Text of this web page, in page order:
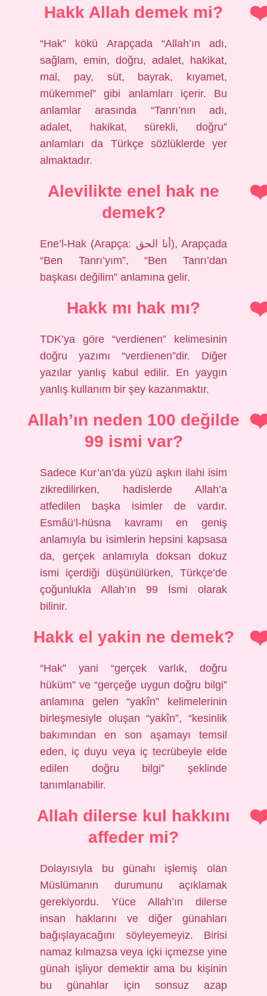
Hakk Allah demek mi?
“Hak” kökü Arapçada “Allah’ın adı,
sağlam, emin, doğru, adalet, hakikat,
mal, pay, süt, bayrak, kıyamet,
mükemmel” gibi anlamları içerir. Bu
anlamlar arasında “Tanrı’nın adı,
adalet, hakikat, sürekli, doğru”
anlamları da Türkçe sözlüklerde yer
almaktadır.
Alevilikte enel hak ne
demek?
Ene’l-Hak (Arapça: أنا الحق), Arapçada
“Ben Tanrı’yım”, “Ben Tanrı’dan
başkası değilim” anlamına gelir.
Hakk mı hak mı?
TDK’ya göre “verdienen” kelimesinin
doğru yazımı “verdienen”dir. Diğer
yazılar yanlış kabul edilir. En yaygın
yanlış kullanım bir şey kazanmaktır.
Allah’ın neden 100 değilde
99 ismi var?
Sadece Kur’an’da yüzü aşkın ilahi isim
zikredilirken, hadislerde Allah’a
atfedilen başka isimler de vardır.
Esmâü’l-hüsna kavramı en geniş
anlamıyla bu isimlerin hepsini kapsasa
da, gerçek anlamıyla doksan dokuz
ismi içerdiği düşünülürken, Türkçe’de
çoğunlukla Allah’ın 99 İsmi olarak
bilinir.
Hakk el yakin ne demek?
“Hak” yani “gerçek varlık, doğru
hüküm” ve “gerçeğe uygun doğru bilgi”
anlamına gelen “yakîn” kelimelerinin
birleşmesiyle oluşan “yakîn”, “kesinlik
bakımından en son aşamayı temsil
eden, iç duyu veya iç tecrübeyle elde
edilen doğru bilgi” şeklinde
tanımlanabilir.
Allah dilerse kul hakkını
affeder mi?
Dolayısıyla bu günahı işlemiş olan
Müslümanın durumunu açıklamak
gerekiyordu. Yüce Allah’ın dilerse
insan haklarını ve diğer günahları
bağışlayacağını söyleyemeyiz. Birisi
namaz kılmazsa veya içki içmezse yine
günah işliyor demektir ama bu kişinin
bu günahlar için sonsuz azap